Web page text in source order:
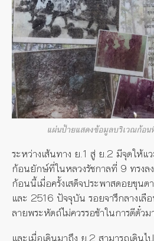
แผ่นป้ายแสดงข้อมูลบริเวณก้อ
ระหว่างเส้นทาง ย.1 สู่ ย.2 มีจุดให้
ก้อนยักษ์ที่ในหลวงรัชกาลที่ 9 ทรง
ก้อนนี้เมื่อครั้งเสด็จประพาสดอยขุน
และ 2516 ปัจจุบัน รอยจารึกลางเลื
ลายพระหัตถ์ไม่ควรรอช้าในการตีตั๋ว